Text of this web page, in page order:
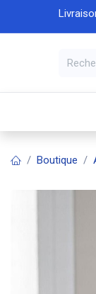
Se rendre au
Boutique